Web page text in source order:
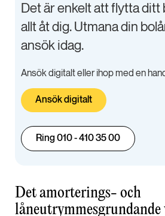
Det är enkelt att flytta ditt
allt åt dig. Utmana din
ansök idag.
Ansök digitalt eller ihop med en
Ansök digitalt
Ring 010 - 410 35 00
Det amorterings- och